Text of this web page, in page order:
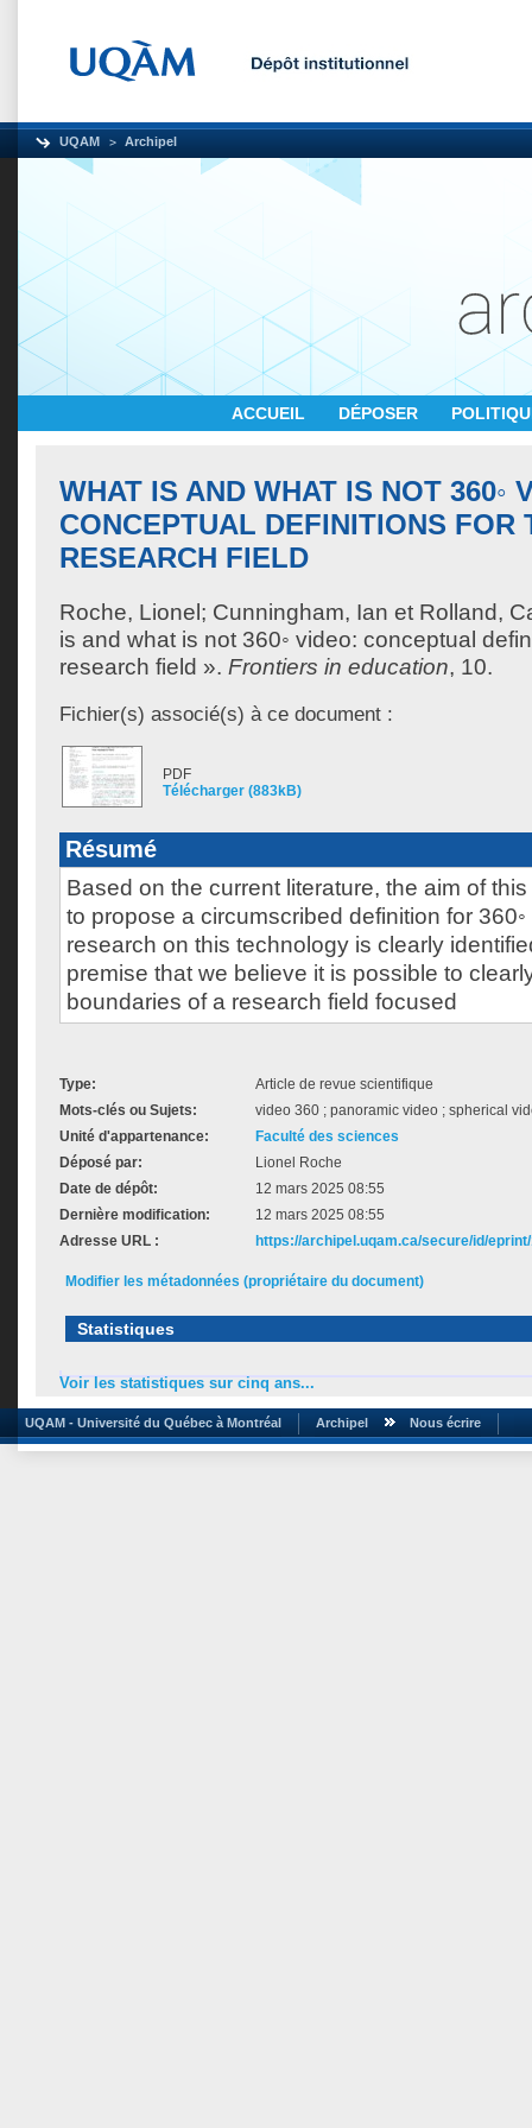
UQAM Archipel
ACCUEIL DÉPOSER
WHAT IS AND WHAT IS NOT 360◦
CONCEPTUAL DEFINITIONS FOR
RESEARCH FIELD
Roche, Lionel ; Cunningham, Ian et Rolland,
is and what is not 360◦ video: conceptual
research field ». Frontiers in education, 10.
Fichier(s) associé(s) à ce document :
PDF
Télécharger (883kB)
Résumé
Based on the current literature, the aim of
to propose a circumscribed definition for
research on this technology is clearly
premise that we believe it is possible to
boundaries of a research field focused
Type:
Article de revue scientifique
Mots-clés ou Sujets:
video 360 ; panoramic video ; spherical
Unité d'appartenance:
Faculté des sciences
Déposé par:
Lionel Roche
Date de dépôt:
12 mars 2025 08:55
Dernière modification:
12 mars 2025 08:55
Adresse URL :
https://archipel.uqam.ca/secure/id/
Modifier les métadonnées (propriétaire du document)
Statistiques
Voir les statistiques sur cinq ans...
UQAM - Université du Québec à Montréal Archipel Nous écrire